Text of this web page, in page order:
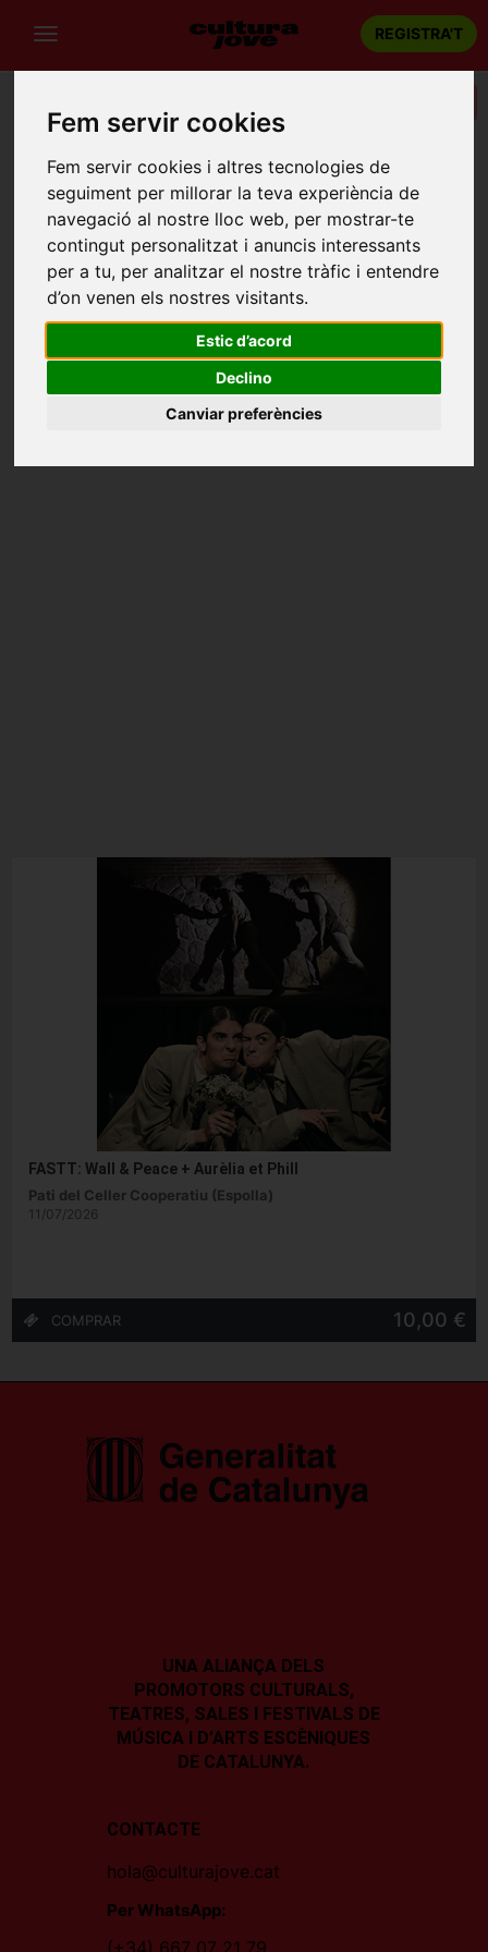
Fem servir cookies
Fem servir cookies i altres tecnologies de
seguiment per millorar la teva experiència de
navegació al nostre lloc web, per mostrar-te
contingut personalitzat i anuncis interessants
per a tu, per analitzar el nostre tràfic i entendre
d’on venen els nostres visitants.
Estic d’acord
Declino
Canviar preferències
REGISTRA'T
PATI DEL CELLER COOPERATIU
Passeig del Celler, Cooperatiu 1, Espolla
FASTT: Wall & Peace + Aurèlia et Phill
Pati del Celler Cooperatiu (Espolla)
11/07/2026
10,00 €
UNA ALIANÇA DELS
PROMOTORS CULTURALS,
TEATRES, SALES I FESTIVALS DE
MÚSICA I D’ARTS ESCÈNIQUES
DE CATALUNYA.
CONTACTE
hola@culturajove.cat
Per WhatsApp:
(+34) 667 07 21 79